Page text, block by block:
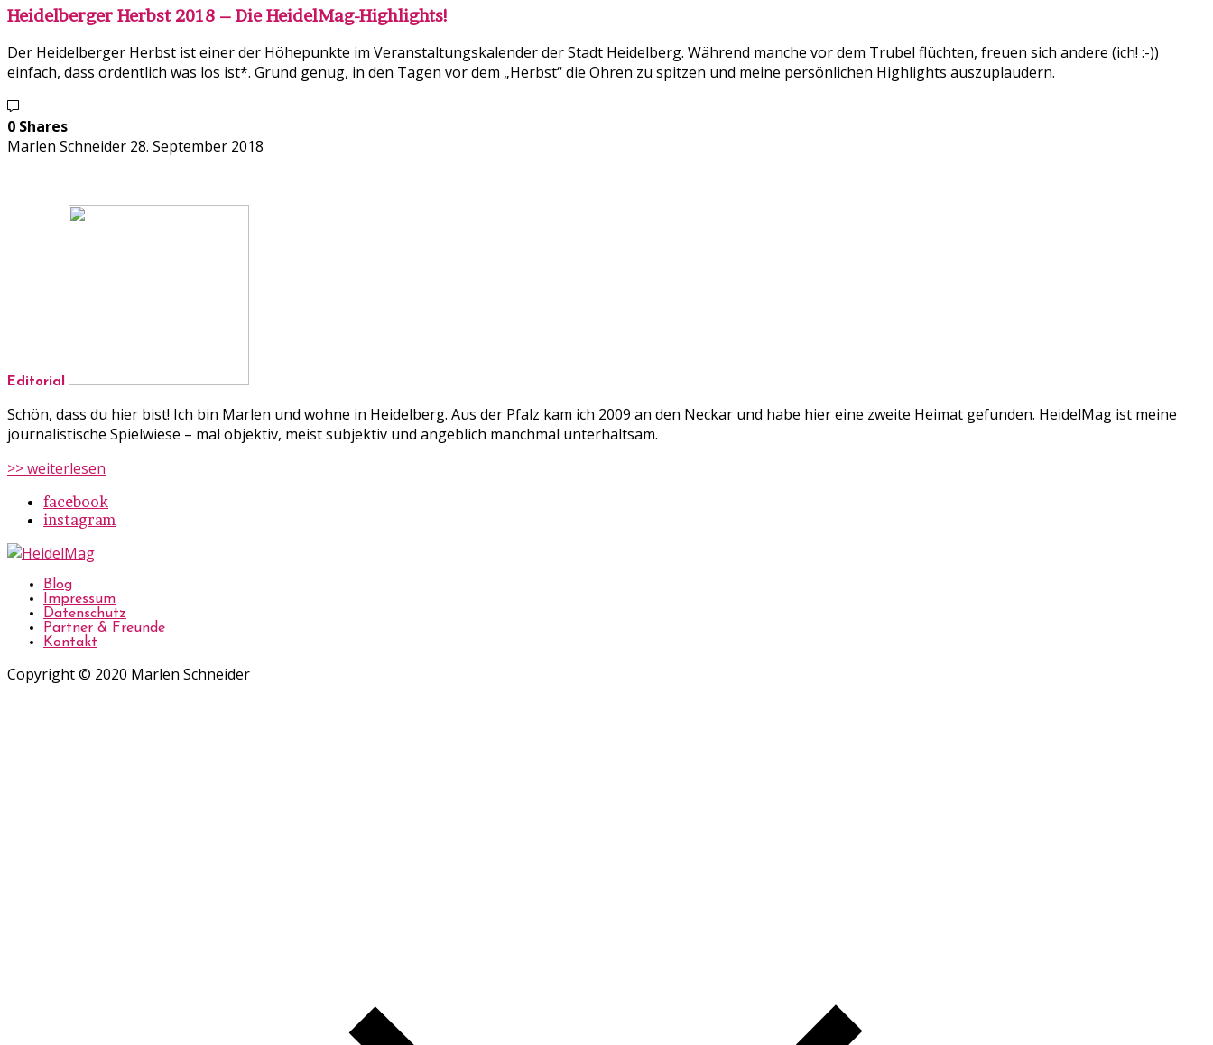
Heidelberger Herbst 2018 – Die HeidelMag-Highlights!
Der Heidelberger Herbst ist einer der Höhepunkte im Veranstaltungskalender der Stadt Heidelberg. Während manche vor dem Trubel flüchten, freuen sich andere (ich! :-))
einfach, dass ordentlich was los ist*. Grund genug, in den Tagen vor dem „Herbst“ die Ohren zu spitzen und meine persönlichen Highlights auszuplaudern.
0 Shares
Marlen Schneider 28. September 2018
Editorial
Schön, dass du hier bist! Ich bin Marlen und wohne in Heidelberg. Aus der Pfalz kam ich 2009 an den Neckar und habe hier eine zweite Heimat gefunden. HeidelMag ist meine
journalistische Spielwiese – mal objektiv, meist subjektiv und angeblich manchmal unterhaltsam.
>> weiterlesen
facebook
instagram
Blog
Impressum
Datenschutz
Partner & Freunde
Kontakt
Copyright © 2020 Marlen Schneider